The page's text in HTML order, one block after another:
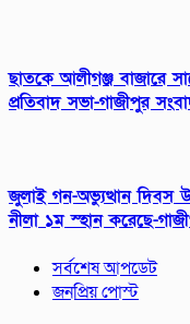
ছাতকে আলীগঞ্জ বাজারে
প্রতিবাদ সভা-গাজীপুর
জুলাই গন-অভ্যুত্থান দিবস
নীলা ১ম স্হান করেছে-
সর্বশেষ আপডেট
জনপ্রিয় পোস্ট